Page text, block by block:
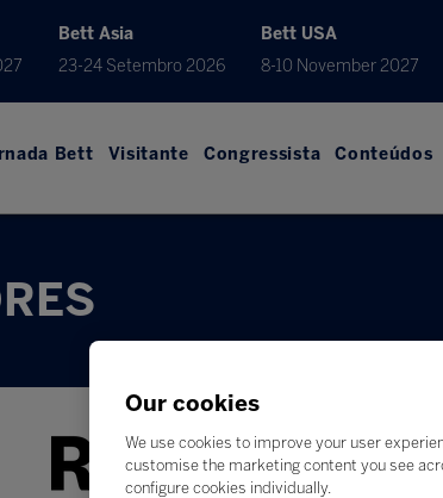
Bett Asia
23-24 Setembro 2026
Bett USA
8-10 November 2027
Bett Visitante Congressista Conteúdos
Our cookies
We use cookies to improve your user
customise the marketing content you see
configure cookies individually.